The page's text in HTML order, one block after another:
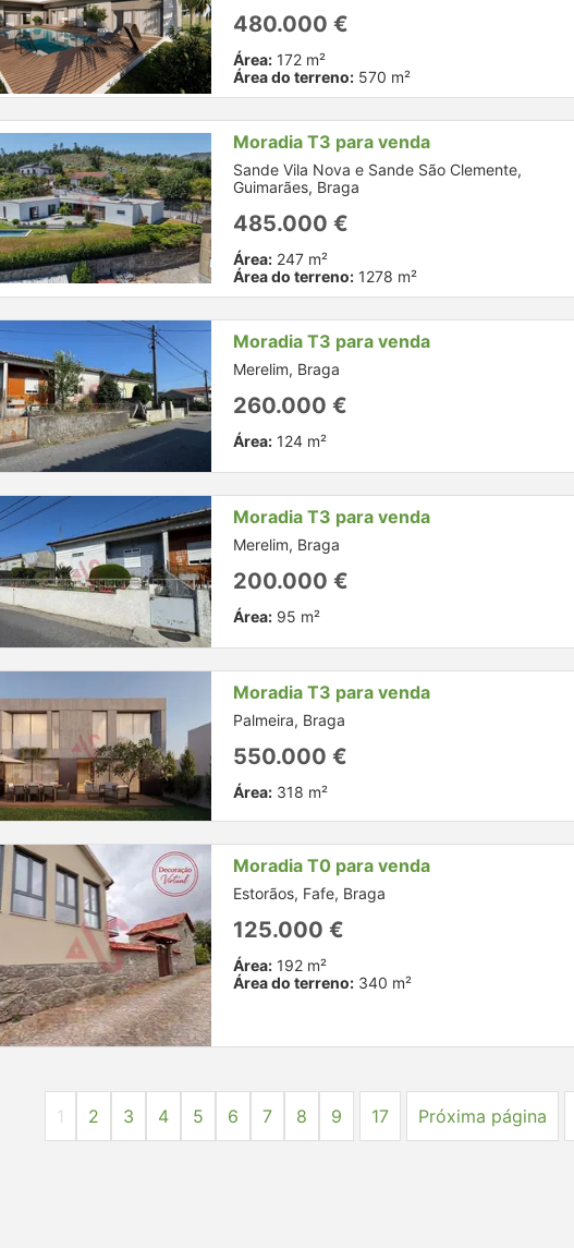
480.000 €
Área: 172 m²
Área do terreno: 570 m²
Moradia T3 para venda
Sande Vila Nova e Sande São Clemente,
Guimarães, Braga
485.000 €
Área: 247 m²
Área do terreno: 1278 m²
Moradia T3 para venda
Merelim, Braga
260.000 €
Área: 124 m²
Moradia T3 para venda
Merelim, Braga
200.000 €
Área: 95 m²
Moradia T3 para venda
Palmeira, Braga
550.000 €
Área: 318 m²
Moradia T0 para venda
Estorãos, Fafe, Braga
125.000 €
Área: 192 m²
Área do terreno: 340 m²
1 2 3 4 5 6 7 8 9 17 Próxima página